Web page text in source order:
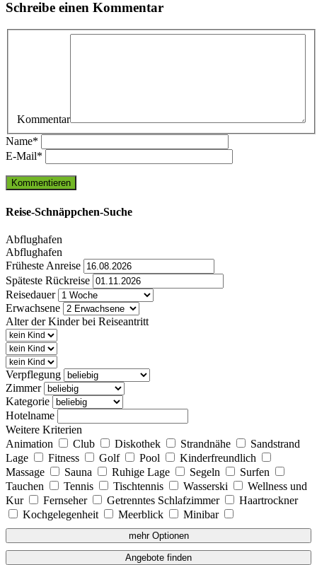
Schreibe einen Kommentar
Kommentar
Name*
E-Mail*
Reise-Schnäppchen-Suche
Abflughafen
Abflughafen
Früheste Anreise
Späteste Rückreise
Reisedauer
Erwachsene
Alter der Kinder bei Reiseantritt
Verpflegung
Zimmer
Kategorie
Hotelname
Weitere Kriterien
Animation
Club Diskothek Strandnähe
Sandstrand
Lage
Fitness Golf Pool
Kinderfreundlich
Massage
Sauna Ruhige Lage Segeln
Surfen
Tauchen
Tennis Tischtennis Wasserski
Wellness und
Kur
Fernseher Getrenntes Schlafzimmer
Haartrockner
Kochgelegenheit
Meerblick Minibar
mehr Optionen
Angebote finden